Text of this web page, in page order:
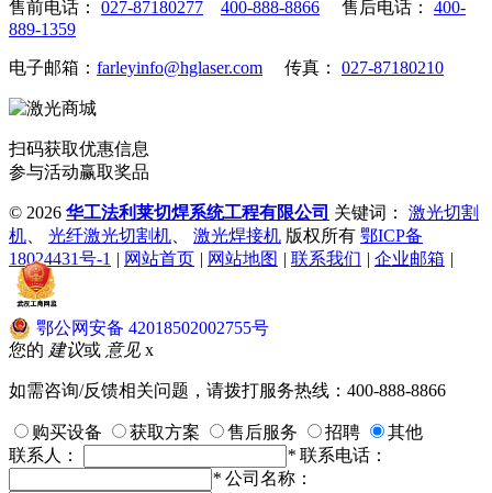
售前电话： 027-87180277 400-888-8866 售后电话： 400-
889-1359
电子邮箱： farleyinfo@hglaser.com 传真： 027-87180210
扫码获取优惠信息
参与活动赢取奖品
© 2026 华工法利莱切焊系统工程有限公司 关键词： 激光切割
机
光纤激光切割机 激光焊接机 版权所有 鄂ICP备
18024431号-1 | 网站首页 | 网站地图 | 联系我们 | 企业邮箱 |
鄂公网安备 42018502002755号
您的 建议或 意见 x
如需咨询/反馈相关问题，请拨打服务热线：400-888-8866
购买设备 获取方案 售后服务 招聘
其他
联系人：
* 联系电话：
* 公司名称：